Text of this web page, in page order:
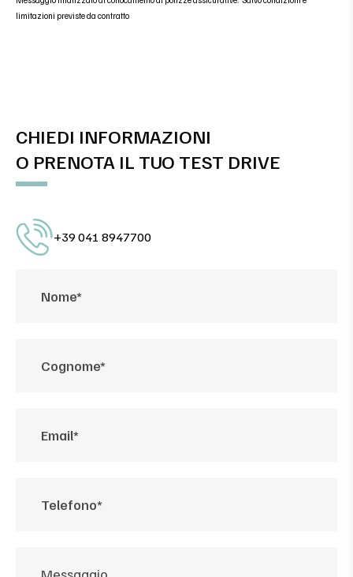
limitazioni previste da contratto
CHIEDI INFORMAZIONI
O PRENOTA IL TUO TEST DRIVE
+39 041 8947700